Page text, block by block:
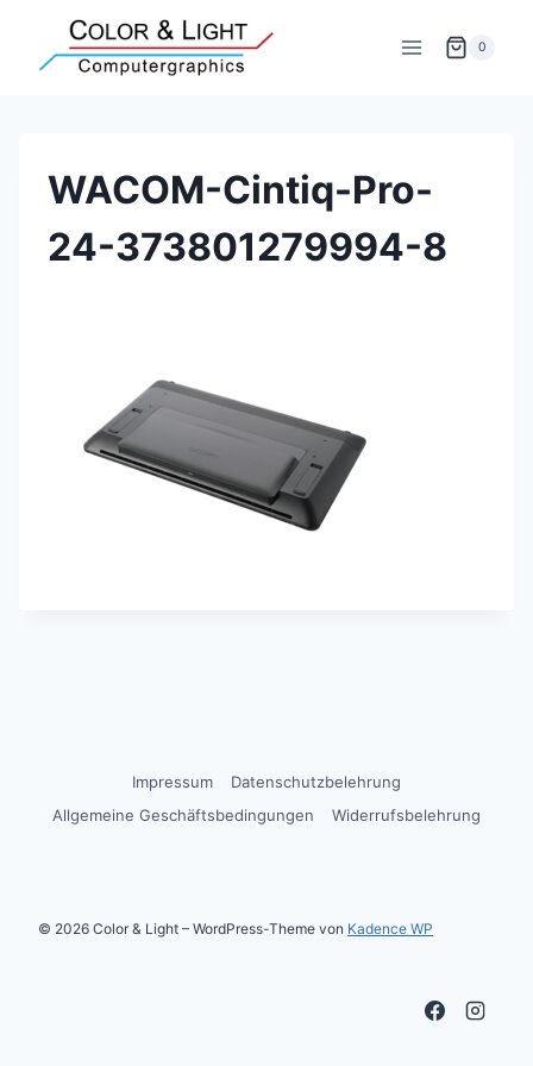
springen
0
WACOM-Cintiq-Pro-
24-373801279994-8
Impressum
Datenschutzbelehrung
Allgemeine Geschäftsbedingungen
Widerrufsbelehrung
© 2026 Color & Light – WordPress-Theme von Kadence WP